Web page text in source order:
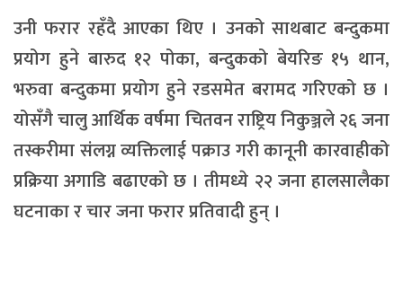
उनी फरार रहँदै आएका थिए । उनको साथबाट बन्दुकमा
प्रयोग हुने बारुद १२ पोका, बन्दुकको बेयरिङ १५ थान,
भरुवा बन्दुकमा प्रयोग हुने रडसमेत बरामद गरिएको छ ।
योसँगै चालु आर्थिक वर्षमा चितवन राष्ट्रिय निकुञ्जले २६ जना
तस्करीमा संलग्न व्यक्तिलाई पक्राउ गरी कानूनी कारवाहीको
प्रक्रिया अगाडि बढाएको छ । तीमध्ये २२ जना हालसालैका
घटनाका र चार जना फरार प्रतिवादी हुन् ।